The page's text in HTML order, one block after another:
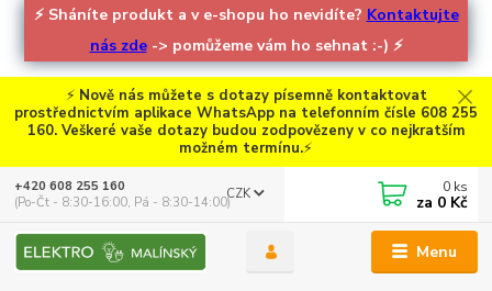
⚡ Sháníte produkt a v e-shopu ho nevidíte? Kontaktujte
nás zde-> pomůžeme vám ho sehnat :-) ⚡
⚡ Nově nás můžete s dotazy písemně kontaktovat
prostřednictvím aplikace WhatsApp na telefonním čísle 608 255
160. Veškeré vaše dotazy budou zodpovězeny v co nejkratším
možném termínu.⚡
Menu
CZK
+420 608 255 160
(Po-Čt - 8:30-16:00, Pá - 8:30-14:00)
0 ks
za 0 Kč